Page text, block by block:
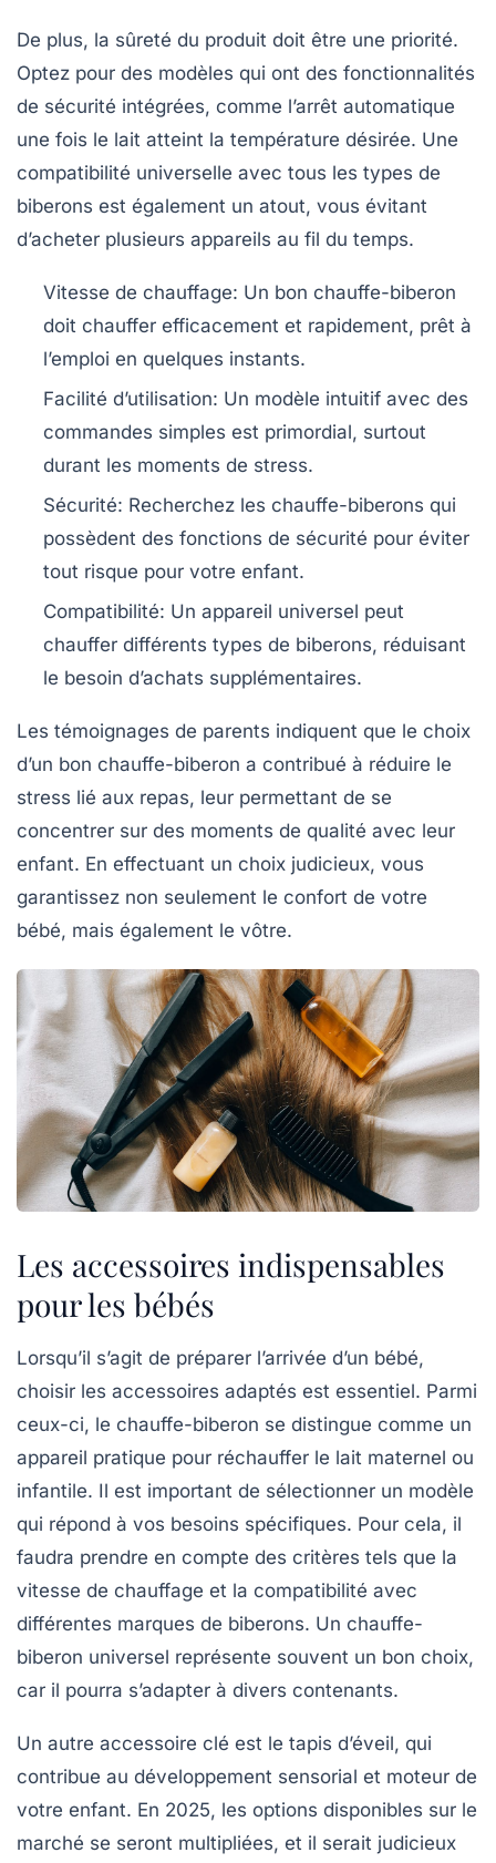
De plus, la sûreté du produit doit être une priorité.
Optez pour des modèles qui ont des fonctionnalités
de sécurité intégrées, comme l’arrêt automatique
une fois le lait atteint la température désirée. Une
compatibilité universelle avec tous les types de
biberons est également un atout, vous évitant
d’acheter plusieurs appareils au fil du temps.
Vitesse de chauffage: Un bon chauffe-biberon
doit chauffer efficacement et rapidement, prêt à
l’emploi en quelques instants.
Facilité d’utilisation: Un modèle intuitif avec des
commandes simples est primordial, surtout
durant les moments de stress.
Sécurité: Recherchez les chauffe-biberons qui
possèdent des fonctions de sécurité pour éviter
tout risque pour votre enfant.
Compatibilité: Un appareil universel peut
chauffer différents types de biberons, réduisant
le besoin d’achats supplémentaires.
Les témoignages de parents indiquent que le choix
d’un bon chauffe-biberon a contribué à réduire le
stress lié aux repas, leur permettant de se
concentrer sur des moments de qualité avec leur
enfant. En effectuant un choix judicieux, vous
garantissez non seulement le confort de votre
bébé, mais également le vôtre.
Les accessoires indispensables
pour les bébés
Lorsqu’il s’agit de préparer l’arrivée d’un bébé,
choisir les accessoires adaptés est essentiel. Parmi
ceux-ci, le chauffe-biberon se distingue comme un
appareil pratique pour réchauffer le lait maternel ou
infantile. Il est important de sélectionner un modèle
qui répond à vos besoins spécifiques. Pour cela, il
faudra prendre en compte des critères tels que la
vitesse de chauffage et la compatibilité avec
différentes marques de biberons. Un chauffe-
biberon universel représente souvent un bon choix,
car il pourra s’adapter à divers contenants.
Un autre accessoire clé est le tapis d’éveil, qui
contribue au développement sensorial et moteur de
votre enfant. En 2025, les options disponibles sur le
marché se seront multipliées, et il serait judicieux